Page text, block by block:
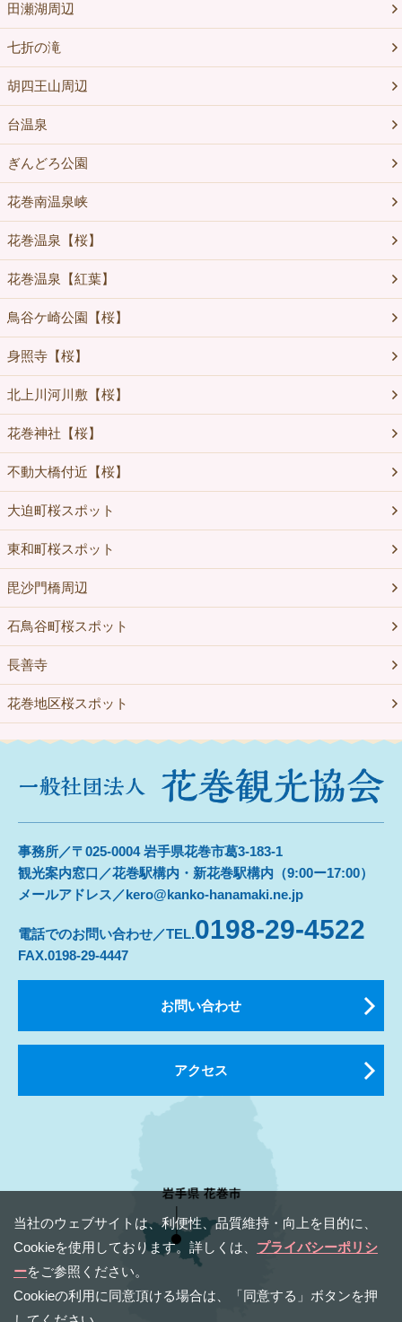
田瀬湖周辺
七折の滝
胡四王山周辺
台温泉
ぎんどろ公園
花巻南温泉峡
花巻温泉【桜】
花巻温泉【紅葉】
鳥谷ケ崎公園【桜】
身照寺【桜】
北上川河川敷【桜】
花巻神社【桜】
不動大橋付近【桜】
大迫町桜スポット
東和町桜スポット
毘沙門橋周辺
石鳥谷町桜スポット
長善寺
花巻地区桜スポット
当社のウェブサイトは、利便性、品質維持・向上を⽬的に、
Cookieを使⽤しております。詳しくは、 プライバシーポリシ
ーをご参照ください。
Cookieの利⽤に同意頂ける場合は、「同意する」ボタンを押
事務所／〒025-0004 岩手県花巻市葛3-183-1
観光案内窓口／花巻駅構内・新花巻駅構内（9:00ー17:00）
メールアドレス／kero@kanko-hanamaki.ne.jp
電話でのお問い合わせ／TEL.0198-29-4522
FAX.0198-29-4447
お問い合わせ
アクセス